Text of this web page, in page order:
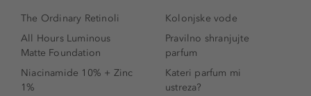
The Ordinary Retinoli
All Hours Luminous
Matte Foundation
Niacinamide 10% + Zinc
1%
Kolonjske vode
Pravilno shranjujte
parfum
Kateri parfum mi
ustreza?